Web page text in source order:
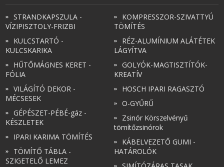
STRANDKAPSZULA -
VÍZIPISZTOLY-FRIZBI
KULCSTARTÓ -
KULCSKARIKA
HŰTŐMÁGNES KERET -
FÓLIA
VILÁGÍTÓ DEKOR -
MÉCSESEK
GÉPÉSZET-PÉBÉ-gáz -
KÉSZLETEK
IPARI KARIMA TÖMÍTÉS
TÖMÍTŐ TÁBLA -
SZIGETELŐ LEMEZ
KOMPRESSZOR-SZIVATTYÚ
TÖMÍTÉS
RÉZ-ALUMÍNIUM ALÁTÉTEK
LÁGYÍTVA
GOLYÓK-MAGTISZTÍTÓK-
KREATÍV
HOSCH IPARI RAGASZTÓ
O-GYŰRŰ
Zsinór Körszelvényű
tömítőzsinórok
KÁBELVEZETŐ GUMI -
HATÁROLÓK